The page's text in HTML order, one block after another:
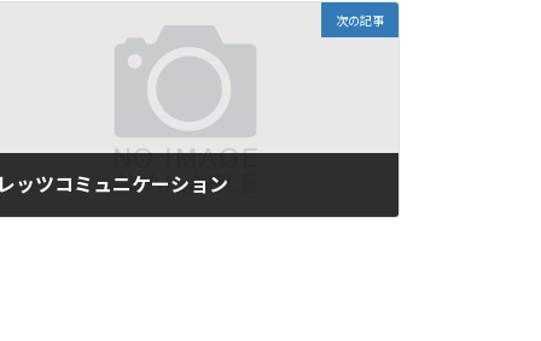
次の記事
レッツコミュニケーション